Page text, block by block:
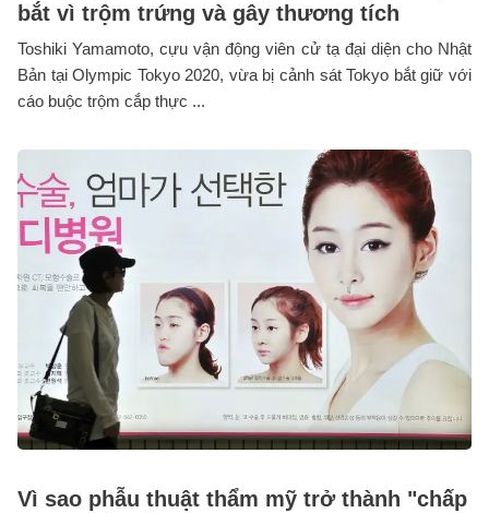
bắt vì trộm trứng và gây thương tích
Toshiki Yamamoto, cựu vận động viên cử tạ đại diện cho Nhật
Bản tại Olympic Tokyo 2020, vừa bị cảnh sát Tokyo bắt giữ với
cáo buộc trộm cắp thực ...
Vì sao phẫu thuật thẩm mỹ trở thành "chấp